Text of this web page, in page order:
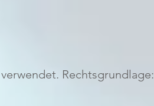
Rechtsgrundlage: